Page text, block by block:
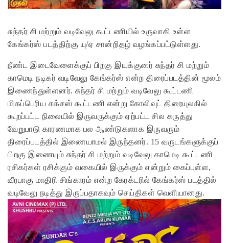
சுந்தர் சி மற்றும் வடிவேலு கூட்டணியில் உருவாகி உள்ள
கேங்கர்ஸ் படத்திற்கு யு/ஏ சான்றிதழ் வழங்கப்பட்டுள்ளது.
நீண்ட இடைவேளைக்குப் பிறகு இயக்குனர் சுந்தர் சி மற்றும்
காமெடி நடிகர் வடிவேலு கேங்கர்ஸ் என்ற திரைப்படத்தின் மூலம்
இணைந்துள்ளனர். சுந்தர் சி மற்றும் வடிவேலு கூட்டணி
மிகப்பெரிய சக்சஸ் கூட்டணி என்று கோலிவுட் திரையுலகில்
கூறப்பட்ட நிலையில் இருவருக்கும் ஏற்பட்ட சில கருத்து
வேறுபாடு காரணமாக பல ஆண்டுகளாக இருவரும்
திரைப்படத்தில் இணையாமல் இருந்தனர். 15 வருடங்களுக்குப்
பிறகு இணையும் சுந்தர் சி மற்றும் வடிவேலு காமெடி கூட்டணி
ரசிகர்கள் ரசிக்கும் வகையில் இருக்கும் என்றும் கைப்புள்ள,
வீரபாகு மாதிரி சிங்காரம் என்ற கேரக்டரில் கேங்கர்ஸ் படத்தில்
வடிவேலு நடித்து இருப்பதாகவும் செய்திகள் வெளியானது.